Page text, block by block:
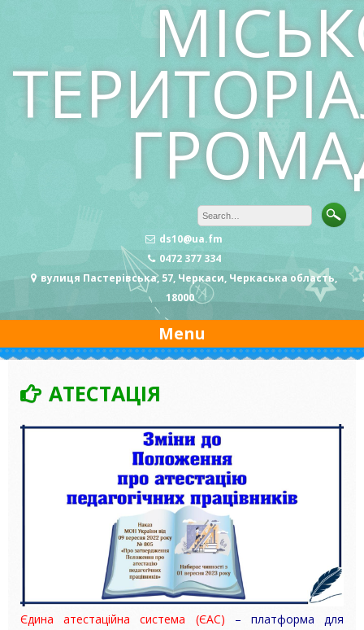
ds10@ua.fm
0472 377 334
вулиця Пастерівська, 57, Черкаси, Черкаська область,
18000
Menu
АТЕСТАЦІЯ
Єдина атестаційна система (ЄАС) – платформа для